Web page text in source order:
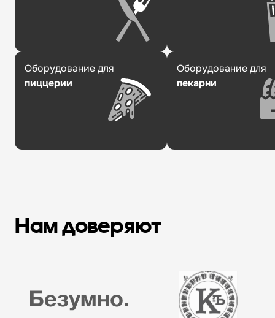
Оборудование для
пиццерии
Оборудование для
пекарни
Нам доверяют